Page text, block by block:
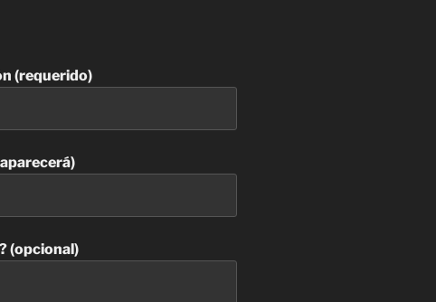
(requerido)
(opcional)